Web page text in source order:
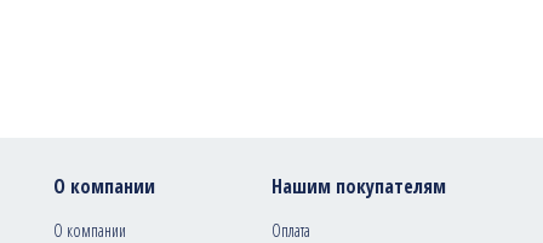
О компании
О компании
Нашим покупателям
Оплата